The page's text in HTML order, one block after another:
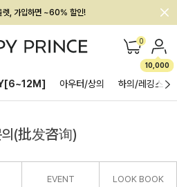
렛, 가입하면 ~60% 할인!
최대 28,000원 혜택 0
10,000
아우터/상의 하의/레깅스
의(批发咨询)
EVENT LOOK BOOK